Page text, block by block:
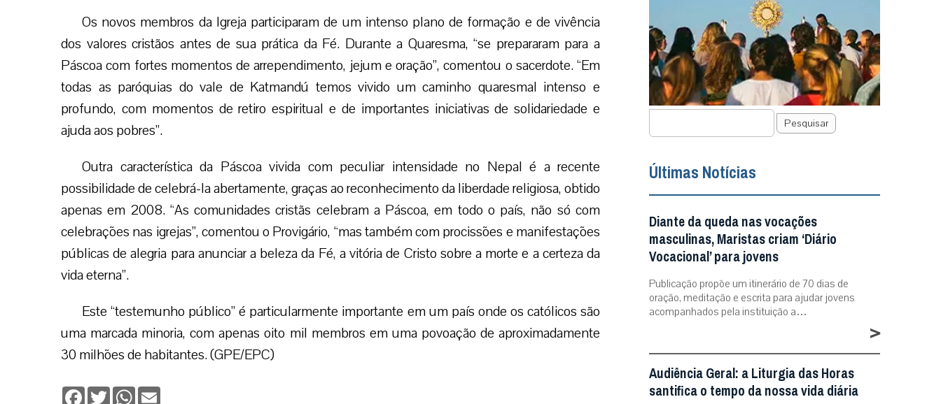
Os novos membros da Igreja participaram de um intenso plano de formação e de vivência
dos valores cristãos antes de sua prática da Fé. Durante a Quaresma, “se prepararam para a
Páscoa com fortes momentos de arrependimento, jejum e oração”, comentou o sacerdote. “Em
todas as paróquias do vale de Katmandú temos vivido um caminho quaresmal intenso e
profundo, com momentos de retiro espiritual e de importantes iniciativas de solidariedade e
ajuda aos pobres”.
Outra característica da Páscoa vivida com peculiar intensidade no Nepal é a recente
possibilidade de celebrá-la abertamente, graças ao reconhecimento da liberdade religiosa, obtido
apenas em 2008. “As comunidades cristãs celebram a Páscoa, em todo o país, não só com
celebrações nas igrejas”, comentou o Provigário, “mas também com procissões e manifestações
públicas de alegria para anunciar a beleza da Fé, a vitória de Cristo sobre a morte e a certeza da
vida eterna”.
Este “testemunho público” é particularmente importante em um país onde os católicos são
uma marcada minoria, com apenas oito mil membros em uma povoação de aproximadamente
30 milhões de habitantes. (GPE/EPC)
Facebook
TwitterWhatsApp
Pesquisar
Últimas Notícias
Diante da queda nas vocações
masculinas, Maristas criam ‘Diário
Vocacional’ para jovens
Publicação propõe um itinerário de 70 dias de
oração, meditação e escrita para ajudar jovens
acompanhados pela instituição a…
>
Audiência Geral: a Liturgia das Horas
santifica o tempo da nossa vida diária